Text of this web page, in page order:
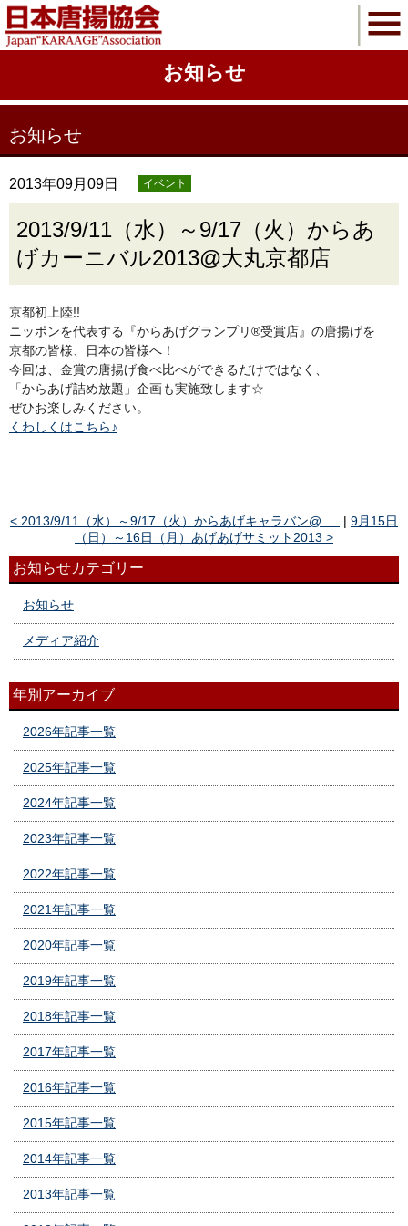
お知らせ
お知らせ
2013年09月09日 イベント
2013/9/11（水）～9/17（火）からあ
げカーニバル2013@大丸京都店
京都初上陸!!
ニッポンを代表する『からあげグランプリ®受賞店』の唐揚げを
京都の皆様、日本の皆様へ！
今回は、金賞の唐揚げ食べ比べができるだけではなく、
「からあげ詰め放題」企画も実施致します☆
ぜひお楽しみください。
くわしくはこちら♪
< 2013/9/11（水）～9/17（火）からあげキャラバン@ ... | 9月15日
（日）～16日（月）あげあげサミット2013 >
お知らせカテゴリー
お知らせ
メディア紹介
年別アーカイブ
2026年記事一覧
2025年記事一覧
2024年記事一覧
2023年記事一覧
2022年記事一覧
2021年記事一覧
2020年記事一覧
2019年記事一覧
2018年記事一覧
2017年記事一覧
2016年記事一覧
2015年記事一覧
2014年記事一覧
2013年記事一覧